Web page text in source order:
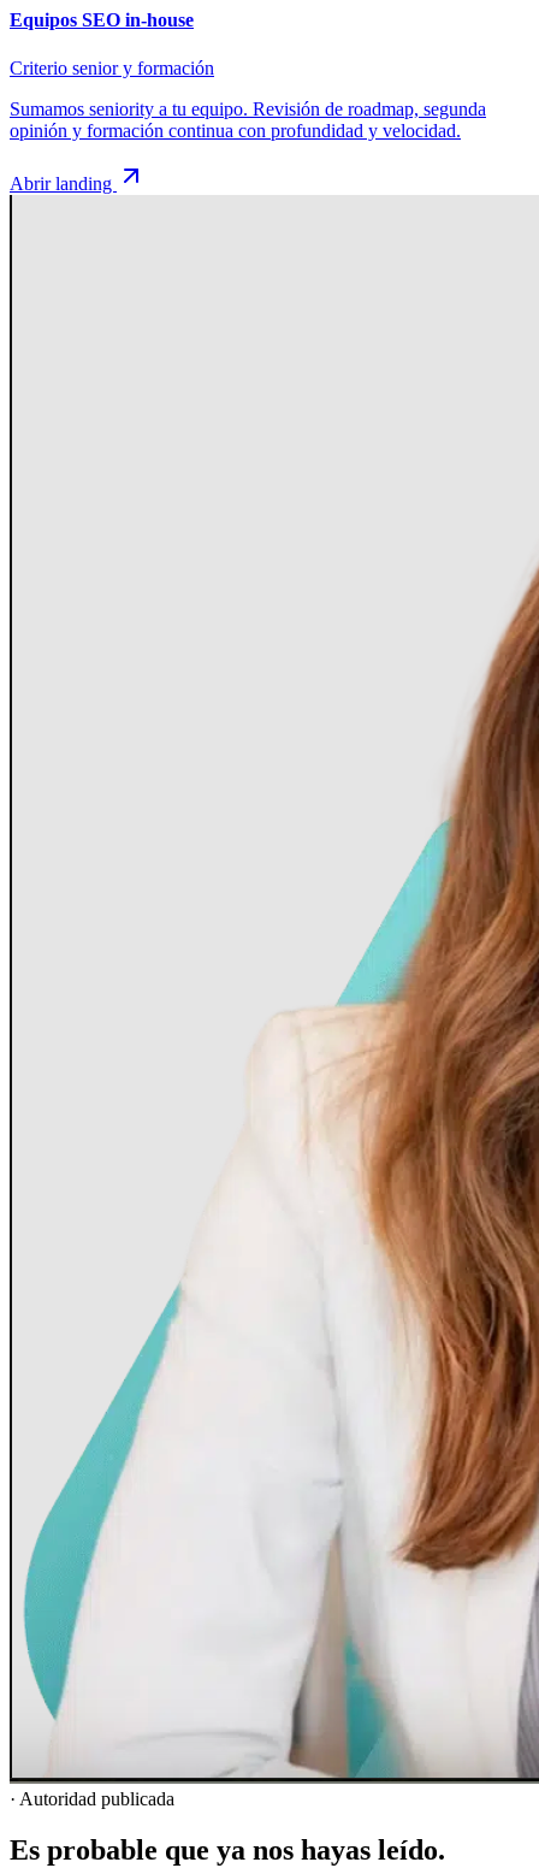
Equipos SEO in-house
Criterio senior y formación
Sumamos seniority a tu equipo. Revisión de roadmap, segunda
opinión y formación continua con profundidad y velocidad.
Abrir landing
· Autoridad publicada
Es probable que ya nos hayas leído.